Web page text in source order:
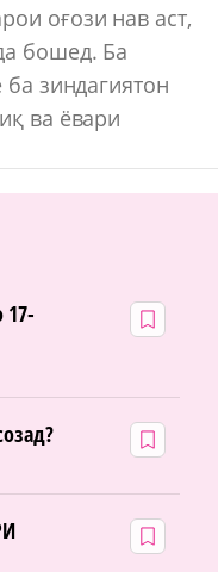
оғози нав аст,
бошед. Ба
зиндагиятон
ва ёвари
17-